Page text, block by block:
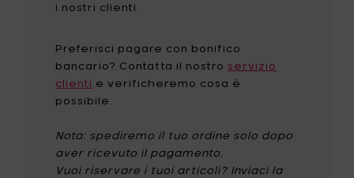
i nostri clienti.
Preferisci pagare con bonifico
bancario? Contatta il nostro servizio
clienti e verificheremo cosa è
possibile.
Nota: spediremo il tuo ordine solo dopo
aver ricevuto il pagamento.
Vuoi riservare i tuoi articoli? Inviaci la